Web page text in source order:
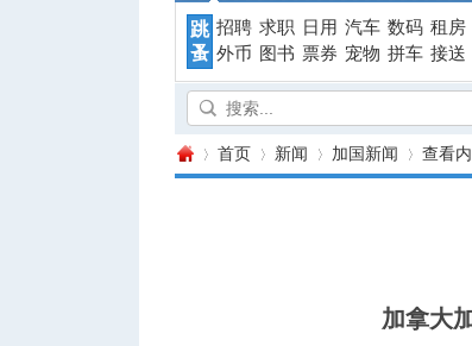
跳
蚤
招聘 求职 日用 汽车 数码 租房
外币
图书 票券 宠物 拼车 接送
首页 新闻 加国新闻 查看
加拿大